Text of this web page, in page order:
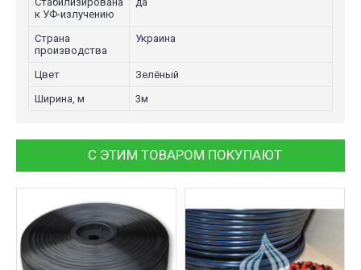
к УФ-излучению
Страна
производства
Украина
Цвет
Зелёный
Ширина, м
3м
С ЭТИМ ТОВАРОМ ПОКУПАЮТ